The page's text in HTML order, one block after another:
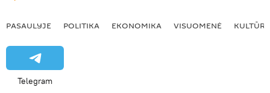
PASAULYJE POLITIKA EKONOMIKA VISUOMENĖ KULTŪRA
Telegram